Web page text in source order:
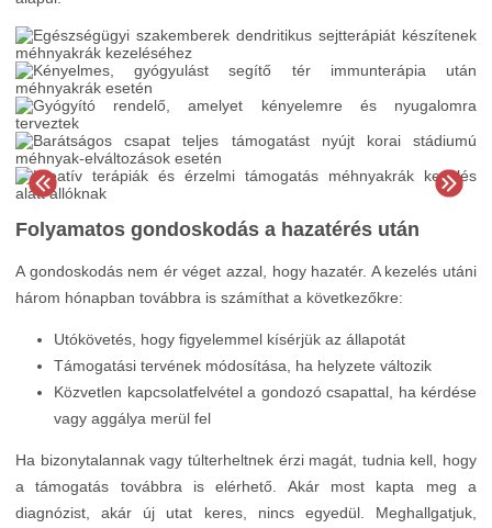
Folyamatos gondoskodás a hazatérés után
A gondoskodás nem ér véget azzal, hogy hazatér. A kezelés utáni
három hónapban továbbra is számíthat a következőkre:
Utókövetés, hogy figyelemmel kísérjük az állapotát
Támogatási tervének módosítása, ha helyzete változik
Közvetlen kapcsolatfelvétel a gondozó csapattal, ha kérdése
vagy aggálya merül fel
Ha bizonytalannak vagy túlterheltnek érzi magát, tudnia kell, hogy
a támogatás továbbra is elérhető. Akár most kapta meg a
diagnózist, akár új utat keres, nincs egyedül. Meghallgatjuk,